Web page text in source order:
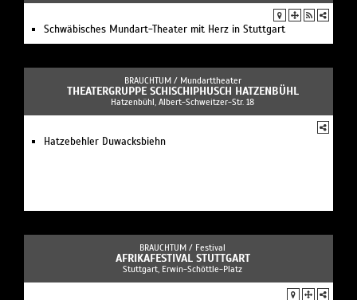
Schwäbisches Mundart-Theater mit Herz in Stuttgart
BRAUCHTUM / Mundarttheater
THEATERGRUPPE SCHISCHIPHUSCH HATZENBÜHL
Hatzenbühl, Albert-Schweitzer-Str. 18
Hatzebehler Duwacksbiehn
BRAUCHTUM / Festival
AFRIKAFESTIVAL STUTTGART
Stuttgart, Erwin-Schöttle-Platz